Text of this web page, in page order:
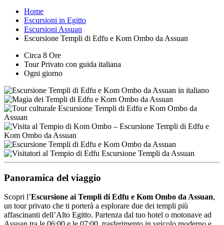
Home
Escursioni in Egitto
Escursioni Assuan
Escursione Templi di Edfu e Kom Ombo da Assuan
Circa 8 Ore
Tour Privato con guida italiana
Ogni giorno
Panoramica del viaggio
Scopri l’Escursione ai Templi di Edfu e Kom Ombo da Assuan,
un tour privato che ti porterà a esplorare due dei templi più
affascinanti dell’Alto Egitto. Partenza dal tuo hotel o motonave ad